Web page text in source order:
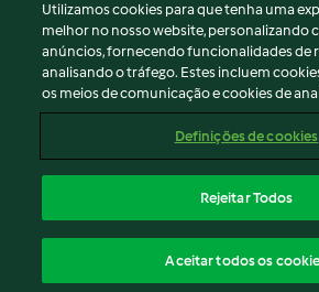
Termos de Utilização
Aviso sobre Proteção de Dados
Aviso
Apoio legal
Conteúdo do relatório
Declaração de acessibilidade
Utilizamos cookies para que tenha uma
melhor no nosso website, personalizando
anúncios, fornecendo funcionalidades de
analisando o tráfego. Estes incluem
os meios de comunicação e cookies de
Definições de cookies
Rejeitar Todos
Aceitar todos os